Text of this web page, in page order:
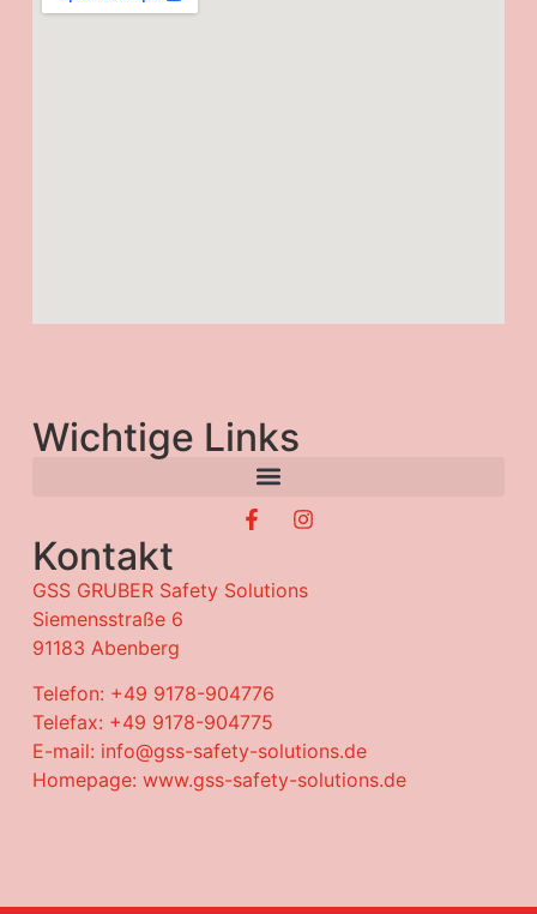
Wichtige Links
Kontakt
GSS GRUBER Safety Solutions
Siemensstraße 6
91183 Abenberg
Telefon: +49 9178-904776
Telefax: +49 9178-904775
E-mail: info@gss-safety-solutions.de
Homepage: www.gss-safety-solutions.de